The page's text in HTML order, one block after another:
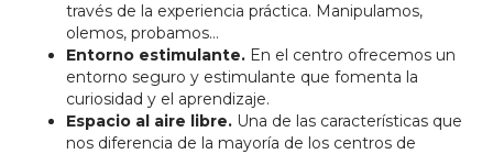
través de la experiencia práctica. Manipulamos,
olemos, probamos…
Entorno estimulante. En el centro ofrecemos un
entorno seguro y estimulante que fomenta la
curiosidad y el aprendizaje.
Espacio al aire libre. Una de las características que
nos diferencia de la mayoría de los centros de